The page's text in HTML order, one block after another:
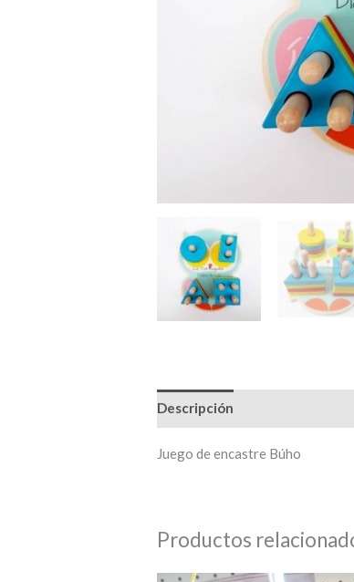
Descripción
Juego de encastre Búho
Productos